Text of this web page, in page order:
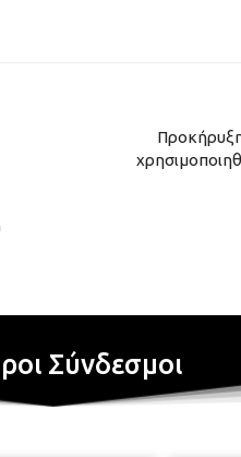
Σύνδεσμοι